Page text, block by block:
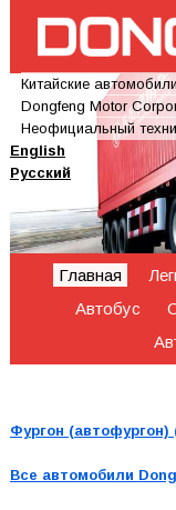
Китайские
Dongfeng Motor
Неофициальный
English
Русский
Главная
Автобус
Фургон (автофургон)
Все автомобили